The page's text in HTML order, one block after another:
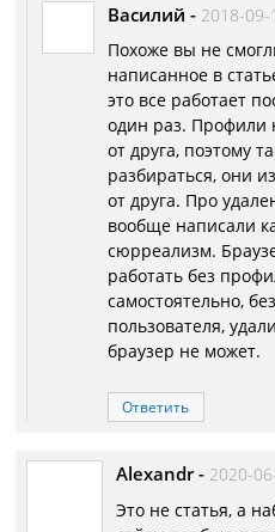
Василий - 2018-09-
Похоже вы не
написанное в
это все работает
один раз. Профили
от друга, поэтому
разбираться, они
от друга. Про
вообще написали
сюрреализм.
работать без
самостоятельно,
пользователя,
браузер не может.
Ответить
Alexandr - 2020-
Это не статья, а